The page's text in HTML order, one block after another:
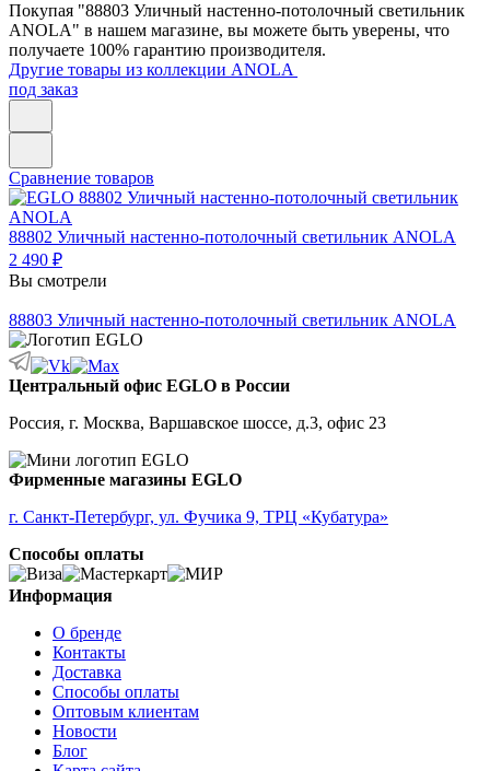
Покупая "88803 Уличный настенно-потолочный светильник
ANOLA" в нашем магазине, вы можете быть уверены, что
получаете 100% гарантию производителя.
Другие товары из коллекции ANOLA
под заказ
Сравнение товаров
88802 Уличный настенно-потолочный светильник ANOLA
2 490 ₽
Вы смотрели
88803 Уличный настенно-потолочный светильник ANOLA
Центральный офис EGLO в России
Россия, г. Москва, Варшавское шоссе, д.3, офис 23
Фирменные магазины EGLO
г. Санкт-Петербург, ул. Фучика 9, ТРЦ «Кубатура»
Способы оплаты
Информация
О бренде
Контакты
Доставка
Способы оплаты
Оптовым клиентам
Новости
Блог